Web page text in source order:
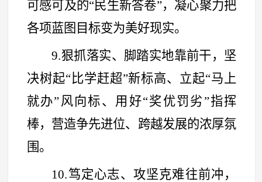
可感可及的“民生新答卷”，凝心聚力把
各项蓝图目标变为美好现实。
9.狠抓落实、脚踏实地靠前干，坚
决树起“比学赶超”新标高、立起“马上
就办”风向标、用好“奖优罚劣”指挥
棒，营造争先进位、跨越发展的浓厚氛
围。
10.笃定心志、攻坚克难往前冲，